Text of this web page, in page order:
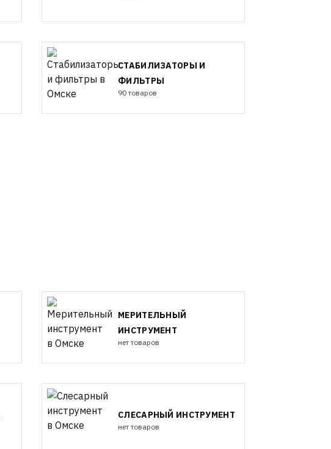
СТАБИЛИЗАТОРЫ И
ФИЛЬТРЫ
90 товаров
МЕРИТЕЛЬНЫЙ
ИНСТРУМЕНТ
нет товаров
СЛЕСАРНЫЙ ИНСТРУМЕНТ
нет товаров